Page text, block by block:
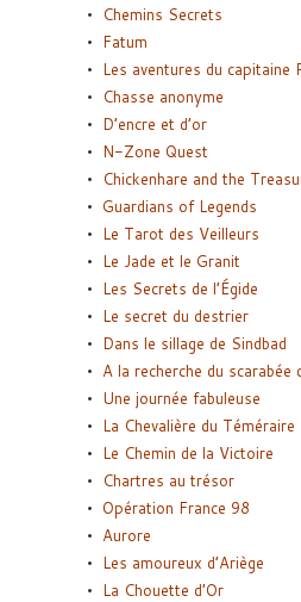
Chemins Secrets
Fatum
Les aventures du capitaine
Chasse anonyme
D’encre et d’or
N-Zone Quest
Chickenhare and the
Guardians of Legends
Le Tarot des Veilleurs
Le Jade et le Granit
Les Secrets de l’Égide
Le secret du destrier
Dans le sillage de Sindbad
A la recherche du scarabée
Une journée fabuleuse
La Chevalière du Téméraire
Le Chemin de la Victoire
Chartres au trésor
Opération France 98
Aurore
Les amoureux d’Ariège
La Chouette d’Or